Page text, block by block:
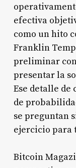
efectiva
como un hito
Franklin
preliminar
presentar la
Ese detalle
de
se preguntan
ejercicio para
Bitcoin